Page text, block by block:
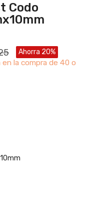
Codo
Ahorra 20%
la compra de 40 o